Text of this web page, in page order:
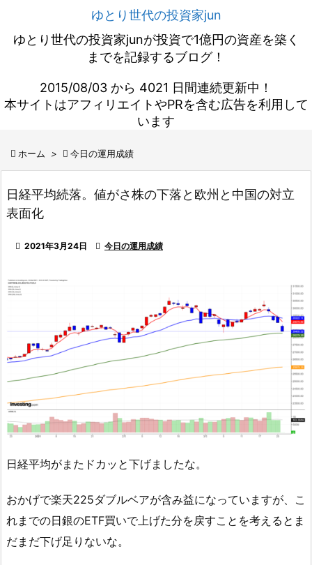
ゆとり世代の投資家jun
ゆとり世代の投資家junが投資で1億円の資産を築く
までを記録するブログ！
2015/08/03 から 4021 日間連続更新中！
本サイトはアフィリエイトやPRを含む広告を利用して
います
 ホーム >  今日の運用成績
日経平均続落。値がさ株の下落と欧州と中国の対立
表面化
 2021年3月24日  今日の運用成績
日経平均がまたドカッと下げましたな。
おかげで楽天225ダブルベアが含み益になっていますが、こ
れまでの日銀のETF買いで上げた分を戻すことを考えるとま
だまだ下げ足りないな。